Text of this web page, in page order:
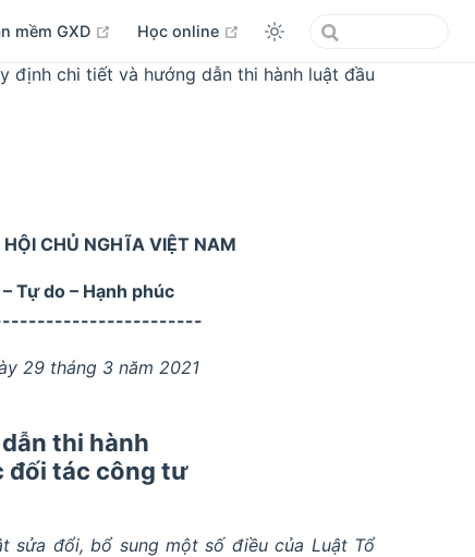
mềm GXD open in new window
Học online open in new window
định chi tiết và hướng dẫn thi hành luật đầu
CHỦ NGHĨA VIỆT NAM
Tự do – Hạnh phúc
29 tháng 3 năm 2021
thi hành
đối tác công tư
sửa đổi, bổ sung một số điều của Luật Tổ